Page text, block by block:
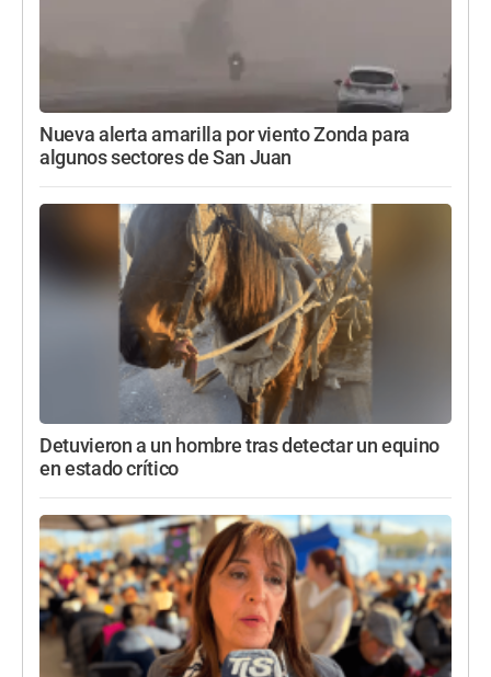
Nueva alerta amarilla por viento Zonda para
algunos sectores de San Juan
Detuvieron a un hombre tras detectar un equino
en estado crítico